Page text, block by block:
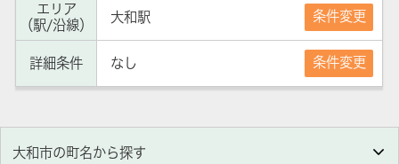
エリア
（駅/沿線）
大和駅 条件変更
詳細条件 なし 条件変更
大和市の町名から探す